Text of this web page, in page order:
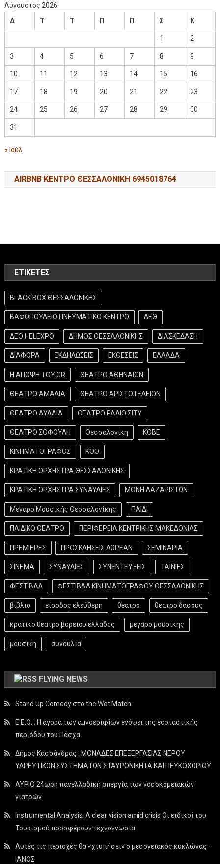
Αύγουστος 2026
Δ
Τ Τ Π Π Σ Κ
1 2
3 4 5 6 7 8 9
10 11 12 13 14 15 16
17 18 19 20 21 22 23
24 25 26 27 28 29 30
31
« Ιούλ
AIRBNB ΚΕΝΤΡΟ ΘΕΣΣΑΛΟΝΙΚΗ 6945018764
ΕΤΙΚΈΤΕΣ
BLACK BOX ΘΕΣΣΑΛΟΝΙΚΗΣ
ΒΑΦΟΠΟΥΛΕΙΟ ΠΝΕΥΜΑΤΙΚΟ ΚΕΝΤΡΟ ΔΕΘ
ΔΕΘ HELEXPO ΔΗΜΟΣ ΘΕΣΣΑΛΟΝΙΚΗΣ ΔΙΑΣΚΕΔΑΣΗ
ΔΙΑΦΟΡΑ ΕΚΔΗΛΩΣΕΙΣ ΕΚΘΕΣΕΙΣ ΕΛΛΑΔΑ
Η ΑΠΟΨΗ ΤΟΥ GR ΘΕΑΤΡΟ ΑΘΗΝΑΙΟΝ
ΘΕΑΤΡΟ ΑΜΑΛΙΑ ΘΕΑΤΡΟ ΑΡΙΣΤΟΤΕΛΕΙΟΝ
ΘΕΑΤΡΟ ΑΥΛΑΙΑ ΘΕΑΤΡΟ ΡΑΔΙΟ ΣΙΤΥ
ΘΕΑΤΡΟ ΣΟΦΟΥΛΗ Θεσσαλονίκη ΚΘΒΕ
ΚΙΝΗΜΑΤΟΓΡΑΦΟΣ ΚΟΘ
ΚΡΑΤΙΚΗ ΟΡΧΗΣΤΡΑ ΘΕΣΣΑΛΟΝΙΚΗΣ
ΚΡΑΤΙΚΗ ΟΡΧΗΣΤΡΑ ΣΥΝΑΥΛΙΕΣ ΜΟΝΗ ΛΑΖΑΡΙΣΤΩΝ
Μεγαρο Μουσικής Θεσσαλονίκης ΠΑΙΔΙ
ΠΑΙΔΙΚΟ ΘΕΑΤΡΟ ΠΕΡΙΦΕΡΕΙΑ ΚΕΝΤΡΙΚΗΣ ΜΑΚΕΔΟΝΙΑΣ
ΠΡΕΜΙΕΡΕΣ ΠΡΟΣΚΛΗΣΕΙΣ ΔΩΡΕΑΝ ΣΕΜΙΝΑΡΙΑ
ΣΙΝΕΜΑ ΣΥΝΑΥΛΙΕΣ ΣΥΝΕΝΤΕΥΞΕΙΣ ΤΑΙΝΙΕΣ
ΦΕΣΤΙΒΑΛ ΦΕΣΤΙΒΑΛ ΚΙΝΗΜΑΤΟΓΡΑΦΟΥ ΘΕΣΣΑΛΟΝΙΚΗΣ
βιβλιο είσοδος ελεύθερη θεατρο θεατρο δασους
κρατικο θεατρο βορειου ελλαδος μεγαρο μουσικης
μουσικη συναυλία
FLYING NEWS
Stand Up Comedy στο the Wet Match
Ε.Ε.Θ. : Η αγορά των αμνοεριφίων ενόψει της εορταστικής
περιόδου του Πάσχα
Δήμος Κασσάνδρας : ΜΟΝΑΔΕΣ ΕΠΕΞΕΡΓΑΣΙΑΣ ΝΕΡΟΥ
ΥΔΡΕΥΤΙΚΩΝ ΣΥΣΤΗΜΑΤΩΝ ΣΤΑΥΡΟΝΙΚΗΤΑ ΚΑΙ ΠΕΥΚΟΧΩΡΙΟΥ
ΑΥΡΙΟ 24ωρη πανελλαδική απεργία των νοσοκομειακών
γιατρών
Instrumental Analysis: A clear vision amid crisis Οι ειδικοί του
Τουρισμού προσφέρουν τεχνογνωσία
Αυτές τις περιοχές θα «χτυπήσει» ο μεσογειακός κυκλώνας –
ΙΑΝΟΣ